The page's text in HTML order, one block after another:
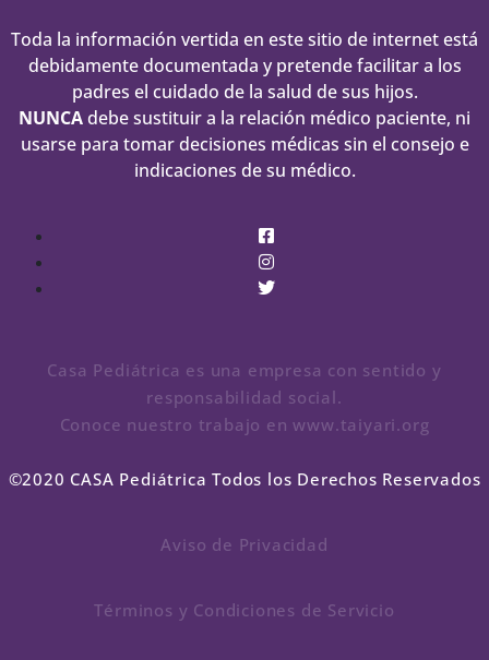
Toda la información vertida en este sitio de internet está
debidamente documentada y pretende facilitar a los
padres el cuidado de la salud de sus hijos.
NUNCAdebe sustituir a la relación médico paciente, ni
usarse para tomar decisiones médicas sin el consejo e
indicaciones de su médico.
Casa Pediátrica es una empresa con sentido y
responsabilidad social.
Conoce nuestro trabajo en www.taiyari.org
©2020 CASA Pediátrica Todos los Derechos Reservados
Aviso de Privacidad
Términos y Condiciones de Servicio